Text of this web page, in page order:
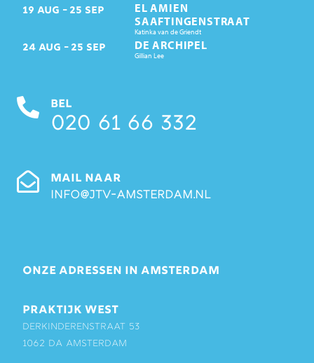
19 AUG 25 SEP
EL AMIEN
SAAFTINGENSTRAAT
Katinka van de Griendt
24 AUG 25 SEP DE ARCHIPEL
Gillian Lee
BEL
020 61 66 332
MAIL NAAR
info@jtv-amsterdam.nl
ONZE ADRESSEN IN AMSTERDAM
PRAKTIJK WEST
Derkinderenstraat 53
1062 DA Amsterdam